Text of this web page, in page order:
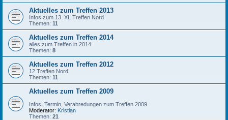
Aktuelles zum Treffen 2013
Infos zum 13. XL Treffen Nord
Themen: 11
Aktuelles zum Treffen 2014
alles zum Treffen in 2014
Themen: 8
Aktuelles zum Treffen 2012
12 Treffen Nord
Themen: 11
Aktuelles zum Treffen 2009
Infos, Termin, Verabredungen zum Treffen 2009
Moderator: Kristian
Themen: 21